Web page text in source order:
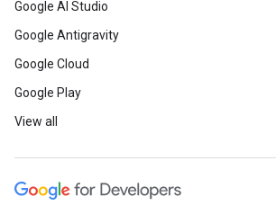
Google AI Studio
Google Antigravity
Google Cloud
Google Play
View all